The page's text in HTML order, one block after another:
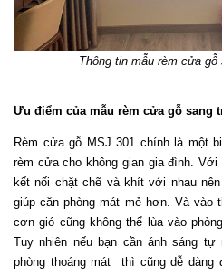
Thông tin mẫu rèm cửa gỗ
Ưu điểm của mẫu rèm cửa gỗ sang
Rèm cửa gỗ MSJ 301 chính là một
rèm cửa cho không gian gia đình.
kết nối chặt chẽ và khít với nhau
giúp căn phòng mát mẻ hơn. Và vào
cơn gió cũng không thể lùa vào
Tuy nhiên nếu bạn cần ánh sáng tự
phòng thoáng mát  thì cũng dễ